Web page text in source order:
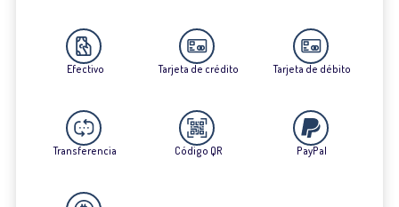
Efectivo Tarjeta de crédito Tarjeta de débito
Transferencia Código QR PayPal